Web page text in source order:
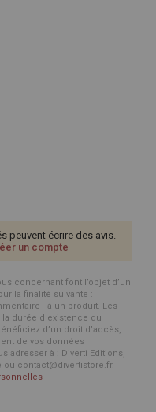
peuvent écrire des avis.
un compte
concernant font l’objet d’un
la finalité suivante :
- à un produit. Les
durée d'existence du
d’un droit d’accès,
de vos données
adresser à : Diverti Editions,
ou contact@divertistore.fr.